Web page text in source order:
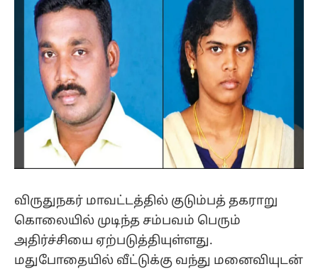
விருதுநகர் மாவட்டத்தில் குடும்பத் தகராறு
கொலையில் முடிந்த சம்பவம் பெரும்
அதிர்ச்சியை ஏற்படுத்தியுள்ளது.
மதுபோதையில் வீட்டுக்கு வந்து மனைவியுடன்